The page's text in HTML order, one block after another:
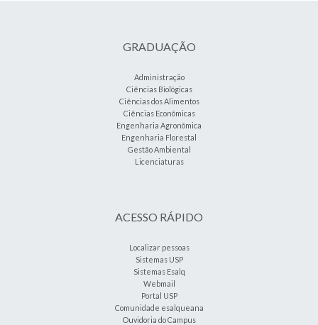
GRADUAÇÃO
Administração
Ciências Biológicas
Ciências dos Alimentos
Ciências Econômicas
Engenharia Agronômica
Engenharia Florestal
Gestão Ambiental
Licenciaturas
ACESSO RÁPIDO
Localizar pessoas
Sistemas USP
Sistemas Esalq
Webmail
Portal USP
Comunidade esalqueana
Ouvidoria do Campus